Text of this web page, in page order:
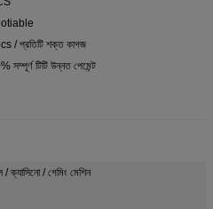
/ প্রতিটি শক্ত কাগজ
সম্পূর্ণ টিটি উন্নত পেমেন্ট
ক্যাসিনো / গেমিং মেশিন